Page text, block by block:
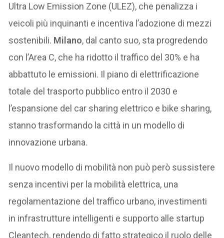
Ultra Low Emission Zone (ULEZ), che penalizza i
veicoli più inquinanti e incentiva l’adozione di mezzi
sostenibili. Milano, dal canto suo, sta progredendo
con l’Area C, che ha ridotto il traffico del 30% e ha
abbattuto le emissioni. Il piano di elettrificazione
totale del trasporto pubblico entro il 2030 e
l’espansione del car sharing elettrico e bike sharing,
stanno trasformando la città in un modello di
innovazione urbana.
Il nuovo modello di mobilità non può però sussistere
senza incentivi per la mobilità elettrica, una
regolamentazione del traffico urbano, investimenti
in infrastrutture intelligenti e supporto alle startup
Cleantech, rendendo di fatto strategico il ruolo delle